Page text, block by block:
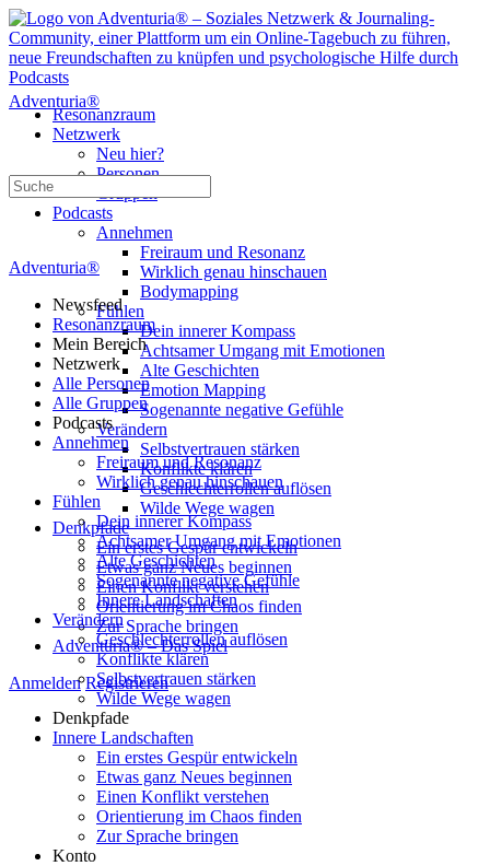
Resonanzraum
Netzwerk
Neu hier?
Personen
Gruppen
Podcasts
Annehmen
Freiraum und Resonanz
Wirklich genau hinschauen
Bodymapping
Fühlen
Dein innerer Kompass
Achtsamer Umgang mit Emotionen
Alte Geschichten
Emotion Mapping
Sogenannte negative Gefühle
Verändern
Selbstvertrauen stärken
Konflikte klären
Geschlechterrollen auflösen
Wilde Wege wagen
Denkpfade
Ein erstes Gespür entwickeln
Etwas ganz Neues beginnen
Einen Konflikt verstehen
Orientierung im Chaos finden
Zur Sprache bringen
Adventuria® – Das Spiel
Anmelden Registrieren
Adventuria®
Suche
nach:
Adventuria®
Newsfeed
Resonanzraum
Mein Bereich
Netzwerk
Alle Personen
Alle Gruppen
Podcasts
Annehmen
Freiraum und Resonanz
Wirklich genau hinschauen
Fühlen
Dein innerer Kompass
Achtsamer Umgang mit Emotionen
Alte Geschichten
Sogenannte negative Gefühle
Innere Landschaften
Verändern
Geschlechterrollen auflösen
Konflikte klären
Selbstvertrauen stärken
Wilde Wege wagen
Denkpfade
Innere Landschaften
Ein erstes Gespür entwickeln
Etwas ganz Neues beginnen
Einen Konflikt verstehen
Orientierung im Chaos finden
Zur Sprache bringen
Konto